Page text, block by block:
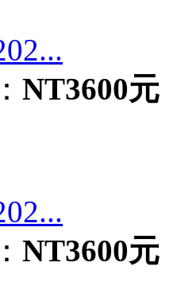
NT3600元
NT3600元